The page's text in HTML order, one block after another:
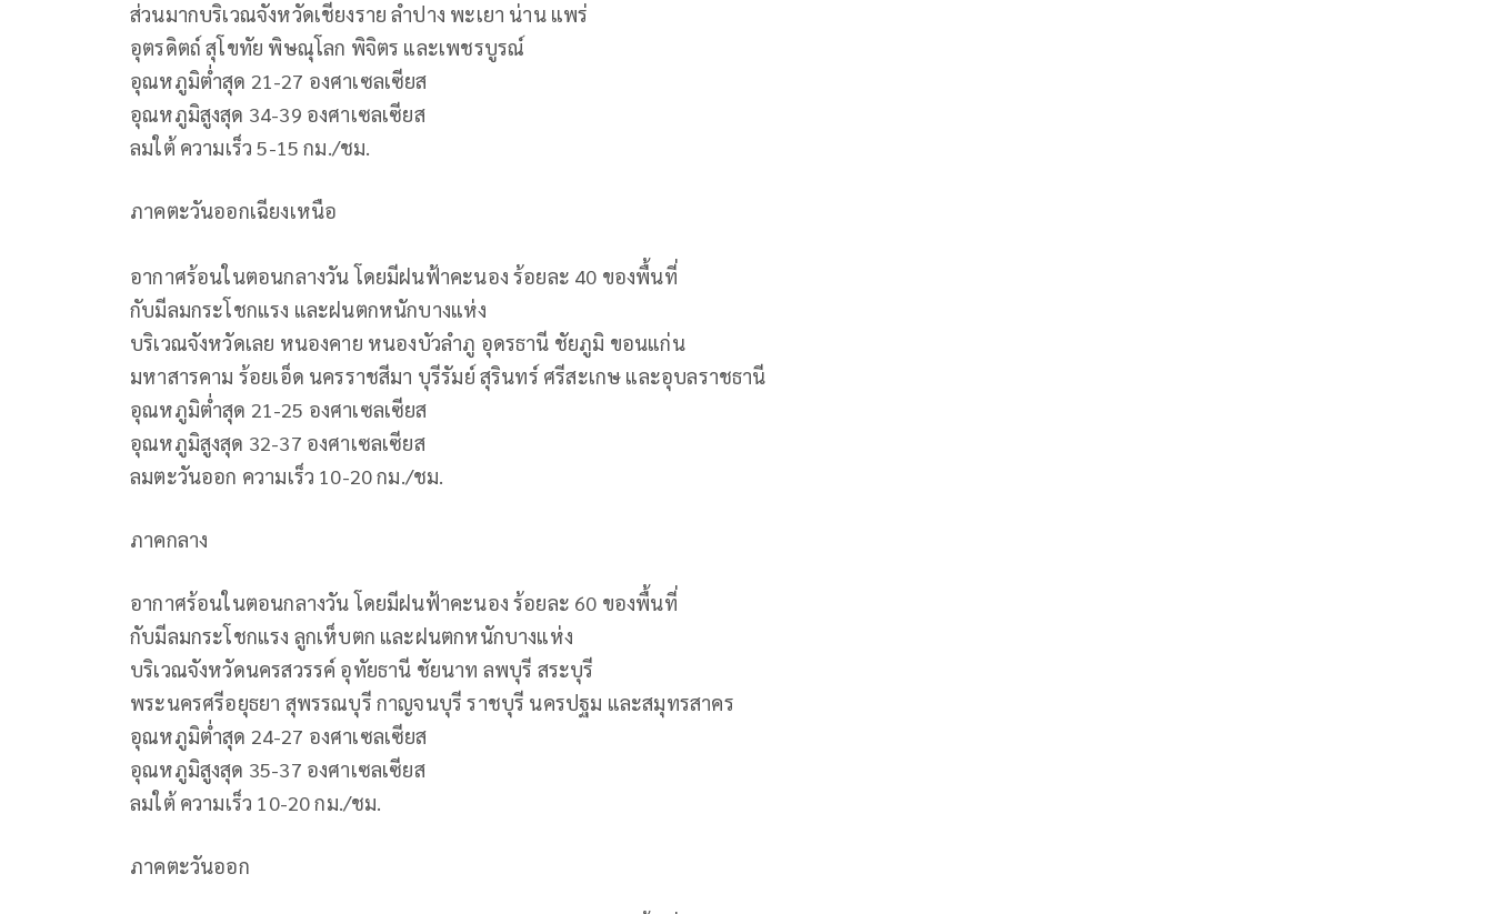
ส่วนมากบริเวณจังหวัดเชียงราย ลำปาง พะเยา น่าน แพร่
อุตรดิตถ์ สุโขทัย พิษณุโลก พิจิตร และเพชรบูรณ์
อุณหภูมิต่ำสุด 21-27 องศาเซลเซียส
อุณหภูมิสูงสุด 34-39 องศาเซลเซียส
ลมใต้ ความเร็ว 5-15 กม./ชม.
ภาคตะวันออกเฉียงเหนือ
อากาศร้อนในตอนกลางวัน โดยมีฝนฟ้าคะนอง ร้อยละ 40 ของพื้นที่
กับมีลมกระโชกแรง และฝนตกหนักบางแห่ง
บริเวณจังหวัดเลย หนองคาย หนองบัวลำภู อุดรธานี ชัยภูมิ ขอนแก่น
มหาสารคาม ร้อยเอ็ด นครราชสีมา บุรีรัมย์ สุรินทร์ ศรีสะเกษ และอุบลราชธานี
อุณหภูมิต่ำสุด 21-25 องศาเซลเซียส
อุณหภูมิสูงสุด 32-37 องศาเซลเซียส
ลมตะวันออก ความเร็ว 10-20 กม./ชม.
ภาคกลาง
อากาศร้อนในตอนกลางวัน โดยมีฝนฟ้าคะนอง ร้อยละ 60 ของพื้นที่
กับมีลมกระโชกแรง ลูกเห็บตก และฝนตกหนักบางแห่ง
บริเวณจังหวัดนครสวรรค์ อุทัยธานี ชัยนาท ลพบุรี สระบุรี
พระนครศรีอยุธยา สุพรรณบุรี กาญจนบุรี ราชบุรี นครปฐม และสมุทรสาคร
อุณหภูมิต่ำสุด 24-27 องศาเซลเซียส
อุณหภูมิสูงสุด 35-37 องศาเซลเซียส
ลมใต้ ความเร็ว 10-20 กม./ชม.
ภาคตะวันออก